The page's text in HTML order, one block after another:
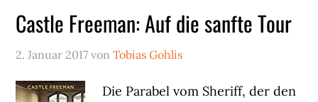
Castle Freeman: Auf die sanfte Tour
2. Januar 2017 vonTobias Gohlis
Die Parabel vom Sheriff, der den